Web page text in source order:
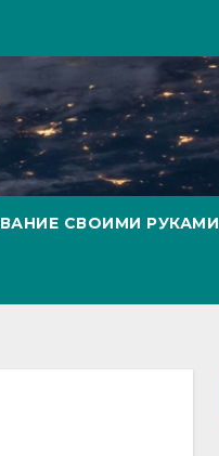
СВОИМИ РУКАМИ